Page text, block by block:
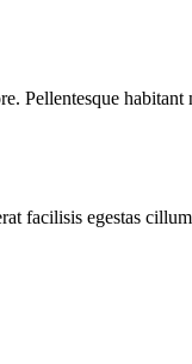
Pellentesque
facilisis egestas